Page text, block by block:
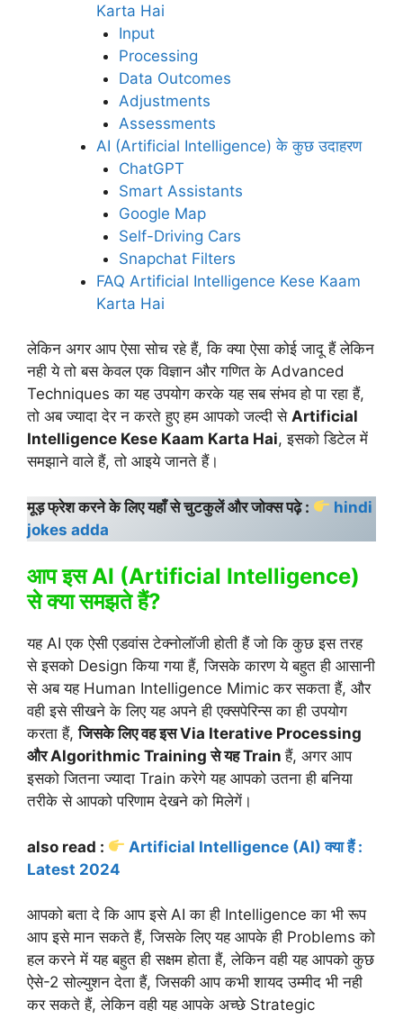
Karta Hai
Input
Processing
Data Outcomes
Adjustments
Assessments
AI (Artificial Intelligence) के कुछ उदाहरण
ChatGPT
Smart Assistants
Google Map
Self-Driving Cars
Snapchat Filters
FAQ Artificial Intelligence Kese Kaam
Karta Hai
लेकिन अगर आप ऐसा सोच रहे हैं, कि क्या ऐसा कोई जादू हैं लेकिन
नही ये तो बस केवल एक विज्ञान और गणित के Advanced
Techniques का यह उपयोग करके यह सब संभव हो पा रहा हैं,
तो अब ज्यादा देर न करते हुए हम आपको जल्दी से Artificial
Intelligence Kese Kaam Karta Hai, इसको डिटेल में
समझाने वाले हैं, तो आइये जानते हैं।
मूड़ फ्रेश करने के लिए यहाँ से चुटकुलें और जोक्स पढ़े :
hindi
jokes adda
आप इस AI (Artificial Intelligence)
से क्या समझते हैं?
यह AI एक ऐसी एडवांस टेक्नोलॉजी होती हैं जो कि कुछ इस तरह
से इसको Design किया गया हैं, जिसके कारण ये बहुत ही आसानी
से अब यह Human Intelligence Mimic कर सकता हैं, और
वही इसे सीखने के लिए यह अपने ही एक्सपेरिन्स का ही उपयोग
करता हैं,जिसके लिए वह इस Via Iterative Processing
और Algorithmic Training से यह Trainहैं, अगर आप
इसको जितना ज्यादा Train करेगे यह आपको उतना ही बनिया
तरीके से आपको परिणाम देखने को मिलेगें।
also read :
Artificial Intelligence (AI) क्या हैं :
Latest 2024
आपको बता दे कि आप इसे AI का ही Intelligence का भी रूप
आप इसे मान सकते हैं, जिसके लिए यह आपके ही Problems को
हल करने में यह बहुत ही सक्षम होता हैं, लेकिन वही यह आपको कुछ
ऐसे-2 सोल्युशन देता हैं, जिसकी आप कभी शायद उम्मीद भी नही
कर सकते हैं, लेकिन वही यह आपके अच्छे Strategic